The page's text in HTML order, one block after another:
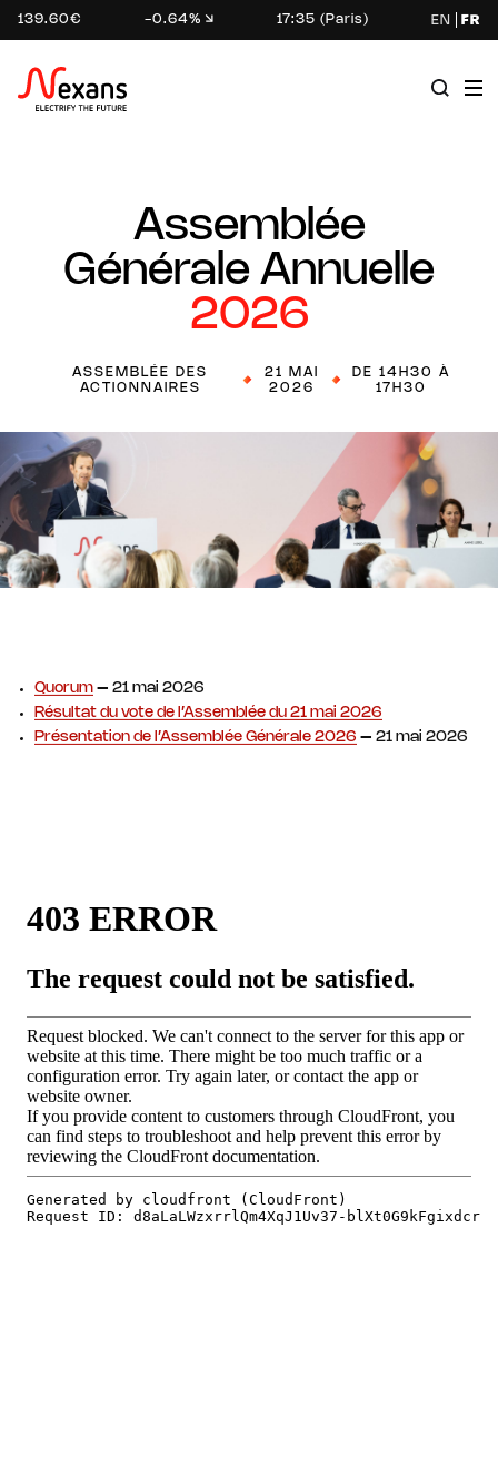
139.60€ -0.64% 17:35 (Paris) EN FR
Assemblée
Générale Annuelle
2026
ASSEMBLÉE DES
ACTIONNAIRES
21 MAI
2026
DE 14H30 À
17H30
Quorum – 21 mai 2026
Résultat du vote de l’Assemblée du 21 mai 2026
Présentation de l’Assemblée Générale 2026 – 21 mai 2026